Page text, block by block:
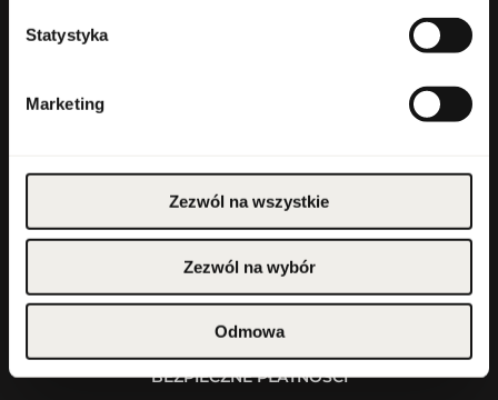
Statystyka
Marketing
Zezwól na wszystkie
Zezwól na wybór
Odmowa
poniedziałek-piątek 8:30-16:30
FORMULARZ KONTAKTOWY
BEZPIECZNE PŁATNOŚCI